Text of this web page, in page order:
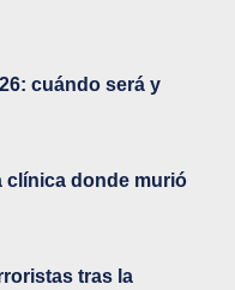
cuándo será y
clínica donde murió
tras la